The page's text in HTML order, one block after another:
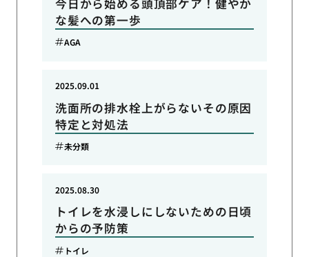
今日から始める頭頂部ケア！健やか
な髪への第一歩
AGA
洗面所の排水栓上がらないその原因
特定と対処法
2025.09.01
未分類
トイレを水浸しにしないための日頃
からの予防策
2025.08.30
トイレ